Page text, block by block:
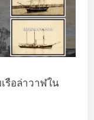
รือล่าวาฬใน